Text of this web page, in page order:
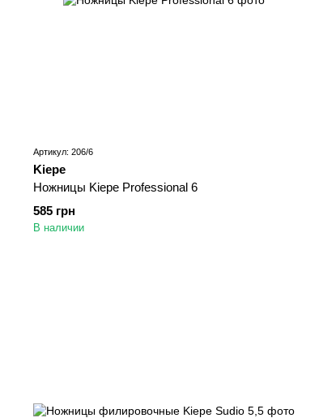
Артикул: 206/6
Kiepe
Ножницы Kiepe Professional 6
585 грн
В наличии